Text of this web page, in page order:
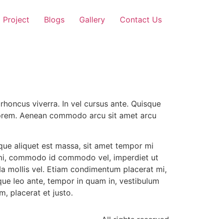
Project Blogs Gallery Contact Us
viverra. In vel cursus ante. Quisque
Aenean commodo arcu sit amet arcu
aliquet est massa, sit amet tempor mi
commodo id commodo vel, imperdiet ut
mollis vel. Etiam condimentum placerat mi,
leo ante, tempor in quam in, vestibulum
placerat et justo.